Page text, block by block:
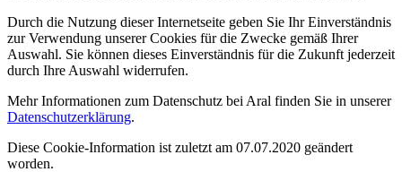
Durch die Nutzung dieser Internetseite geben Sie Ihr Einverständnis
zur Verwendung unserer Cookies für die Zwecke gemäß Ihrer
Auswahl. Sie können dieses Einverständnis für die Zukunft jederzeit
durch Ihre Auswahl widerrufen.
Mehr Informationen zum Datenschutz bei Aral finden Sie in unserer
Datenschutzerklärung.
Diese Cookie-Information ist zuletzt am 07.07.2020 geändert
worden.